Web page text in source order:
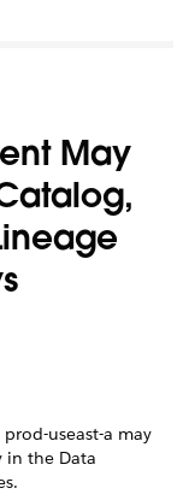
May
useast-a may
in the Data